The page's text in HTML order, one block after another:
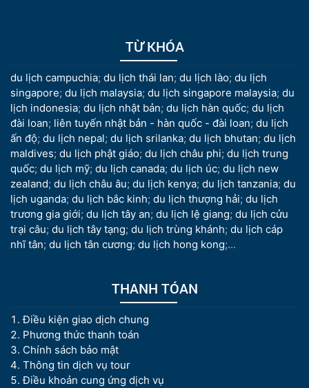
TỪ KHÓA
du lịch campuchia; du lịch thái lan; du lịch lào; du lịch
singapore; du lịch malaysia; du lịch singapore malaysia; du
lịch indonesia; du lịch nhật bản; du lịch hàn quốc; du lịch
đài loan; liên tuyến nhật bản - hàn quốc - đài loan; du lịch
ấn độ; du lịch nepal; du lịch srilanka; du lịch bhutan; du lịch
maldives; du lịch phật giáo; du lịch châu phi; du lịch trung
quốc; du lịch mỹ; du lịch canada; du lịch úc; du lịch new
zealand; du lịch châu âu; du lịch kenya; du lịch tanzania; du
lịch uganda; du lịch bắc kinh; du lịch thượng hải; du lịch
trương gia giới; du lịch tây an; du lịch lệ giang; du lịch cửu
trại câu; du lịch tây tạng; du lịch trùng khánh; du lịch cáp
nhĩ tân; du lịch tân cương; du lịch hong kong;...
THANH TÓAN
Điều kiện giao dịch chung
Phương thức thanh toán
Chính sách bảo mật
Thông tin dịch vụ tour
Điều khoản cung ứng dịch vụ